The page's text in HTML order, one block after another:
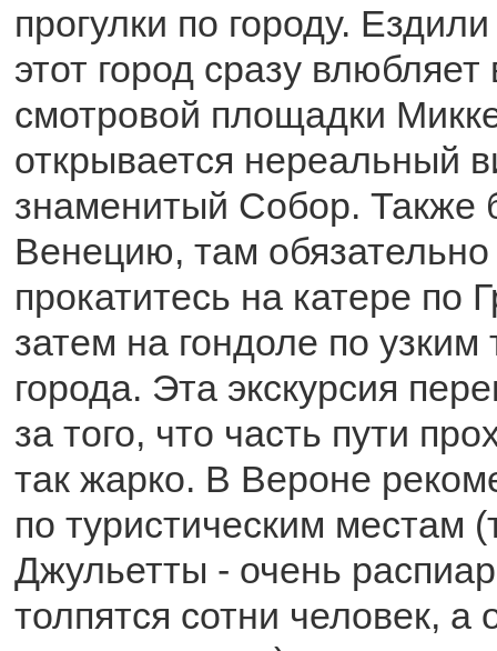
прогулки по городу.
этот город сразу влюбляет
смотровой площадки
открывается нереальный
знаменитый Собор. Также
Венецию, там
прокатитесь на катере по
затем на гондоле по
города. Эта экскурсия
за того, что часть пути
так жарко. В Вероне
по туристическим местам
Джульетты - очень
толпятся сотни человек, а